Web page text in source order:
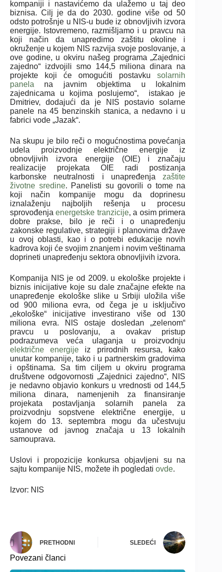
kompaniji i nastavićemo da ulažemo u taj deo
biznisa. Cilj je da do 2030. godine više od 50
odsto potrošnje u NIS-u bude iz obnovljivih izvora
energije. Istovremeno, razmišljamo i u pravcu na
koji način da unapredimo zaštitu okoline i
okruženje u kojem NIS razvija svoje poslovanje, a
ove godine, u okviru našeg programa „Zajednici
zajedno“ izdvojili smo 144,5 miliona dinara na
projekte koji će omogućiti postavkusolarnih
panela na javnim objektima u lokalnim
zajednicama u kojima poslujemo“, istakao je
Dmitriev, dodajući da je NIS postavio solarne
panele na 45 benzinskih stanica, a nedavno i u
fabrici vode „Jazak“.
Na skupu je bilo reči o mogućnostima povećanja
udela proizvodnje električne energije iz
obnovljivih izvora energije (OIE) i značaju
realizacije projekata OIE radi postizanja
karbonske neutralnosti i unapređenja zaštite
životne sredine. Panelisti su govorili o tome na
koji način kompanije mogu da doprinesu
iznalaženju najboljih rešenja u procesu
sprovođenjaenergetske tranzicije, a osim primera
dobre prakse, bilo je reči i o unapređenju
zakonske regulative, strategiji i planovima države
u ovoj oblasti, kao i o potrebi edukacije novih
kadrova koji će svojim znanjem i novim veštinama
doprineti unapređenju sektora obnovljivih izvora.
Kompanija NIS je od 2009. u ekološke projekte i
biznis inicijative koje su dale značajne efekte na
unapređenje ekološke slike u Srbiji uložila više
od 900 miliona evra, od čega je u isključivo
„ekološke“ inicijative investirano više od 130
miliona evra. NIS ostaje dosledan „zelenom“
pravcu u poslovanju, a ovakav pristup
podrazumeva veća ulaganja u proizvodnju
električne energije iz prirodnih resursa, kako
unutar kompanije, tako i u partnerskim gradovima
i opštinama. Sa tim ciljem u okviru programa
društvene odgovornosti „Zajednici zajedno“, NIS
je nedavno objavio konkurs u vrednosti od 144,5
miliona dinara, namenjenih za finansiranje
projekata postavljanja solarnih panela za
proizvodnju sopstvene električne energije, u
kojem do 13. septembra mogu da učestvuju
ustanove od javnog značaja u 13 lokalnih
samouprava.
Uslovi i propozicije konkursa objavljeni su na
sajtu kompanije NIS, možete ih pogledati ovde.
Izvor: NIS
PRETHODNI SLEDEĆI
Povezani članci